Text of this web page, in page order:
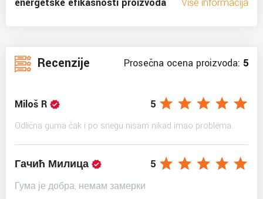
Recenzije Prosečna ocena proizvoda: 5
Miloš R 5
Odlična guma čak i po snegu nisam nikad imao problema.
Гачић Милица 5
Гума је добра, немам замерки